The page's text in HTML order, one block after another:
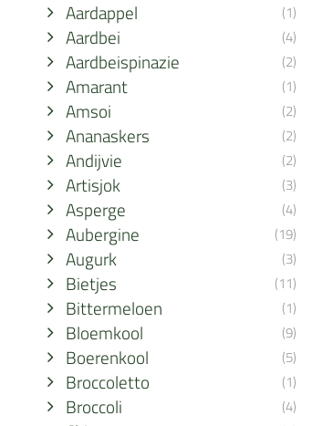
Aardappel (1)
Aardbei (4)
Aardbeispinazie (2)
Amarant (1)
Amsoi (2)
Ananaskers (2)
Andijvie (2)
Artisjok (3)
Asperge (4)
Aubergine (19)
Augurk (3)
Bietjes (11)
Bittermeloen (1)
Bloemkool (9)
Boerenkool (5)
Broccoletto (1)
Broccoli (4)